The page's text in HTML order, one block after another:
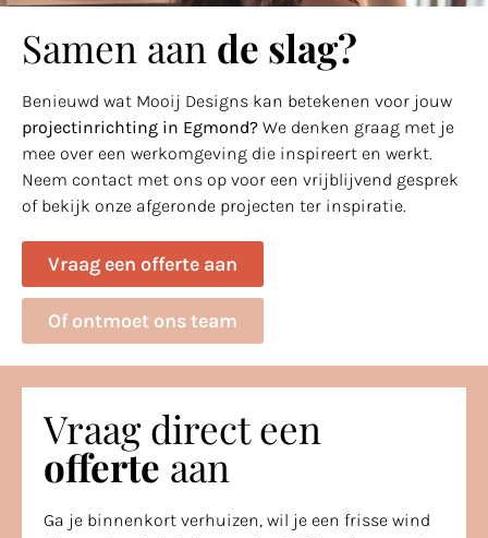
Samen aan de slag?
Benieuwd wat Mooij Designs kan betekenen voor jouw
projectinrichting in Egmond? We denken graag met je
mee over een werkomgeving die inspireert en werkt.
Neem contact met ons op voor een vrijblijvend gesprek
of bekijk onze afgeronde projecten ter inspiratie.
Vraag een offerte aan
Of ontmoet ons team
Vraag direct een
offerte aan
Ga je binnenkort verhuizen, wil je een frisse wind